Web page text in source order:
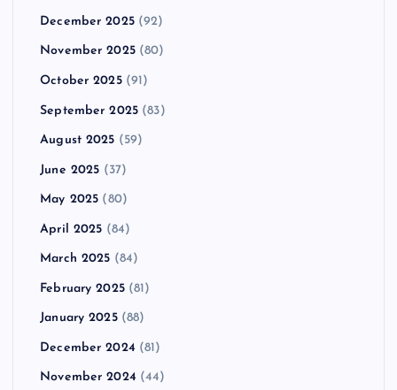
December 2025(92)
November 2025(80)
October 2025(91)
September 2025 (83)
August 2025 (59)
June 2025 (37)
May 2025 (80)
April 2025 (84)
March 2025 (84)
February 2025(81)
January 2025(88)
December 2024 (81)
November 2024 (44)